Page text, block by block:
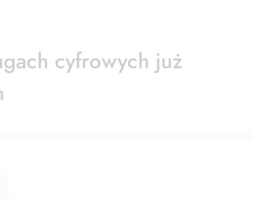
cyfrowych już